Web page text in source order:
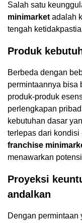
Salah satu
minimarket adalah
tengah
Produk
Berbeda dengan
permintaannya bisa
produk-produk
perlengkapan
kebutuhan dasar
terlepas dari
franchise
menawarkan
Proyeksi
andalkan
Dengan permintaan